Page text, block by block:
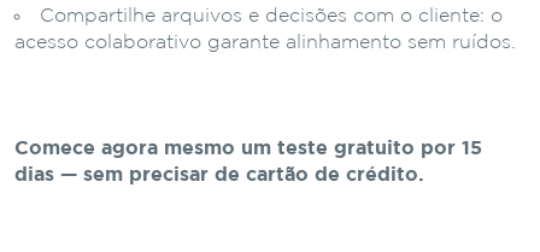
Compartilhe arquivos e decisões com o cliente: o
acesso colaborativo garante alinhamento sem ruídos.
Comece agora mesmo um teste gratuito por 15
dias — sem precisar de cartão de crédito.